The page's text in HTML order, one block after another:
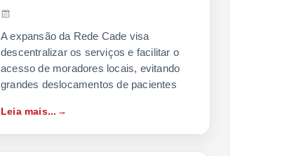
A expansão da Rede Cade visa
descentralizar os serviços e facilitar o
acesso de moradores locais, evitando
grandes deslocamentos de pacientes
Leia mais...